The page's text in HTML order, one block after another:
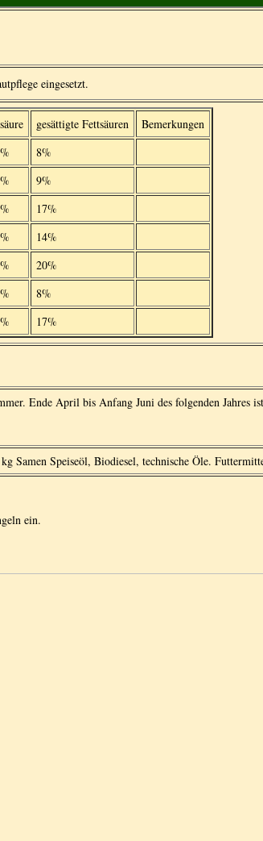
eingesetzt.
gesättigte Fettsäuren
Bemerkungen
8%
9%
17%
14%
20%
8%
17%
Ende April bis Anfang Juni des folgenden Jahres
Samen Speiseöl, Biodiesel, technische Öle.
ein.